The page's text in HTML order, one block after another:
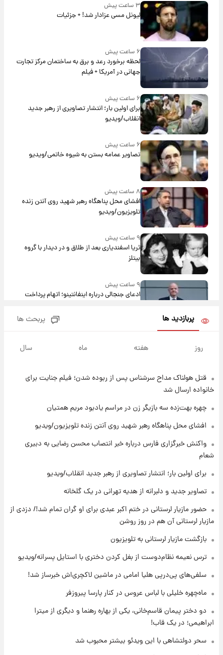
۳ ساعت پیش
لیونل مسی عزادار شد! + جزئیات
۶ ساعت پیش
لحظه برخورد رعد و برق به ساختمان مرکز تجارت
جهانی در آمریکا + فیلم
۶ ساعت پیش
برای اولین بار؛ انتشار تصاویری از رهبر جدید
انقلاب/ویدیو
۶ ساعت پیش
تصاویر عمامه بستن به شیوه خاتمی/ویدیو
۸ ساعت پیش
افشای محل پناهگاه‌ رهبر شهید روی آنتن زنده
تلویزیون/ویدیو
۹ ساعت پیش
ثریا اسفندیاری بعد از طلاق و در دیدار با گروه
بیتلز
۹ ساعت پیش
ادعای جنجالی درباره اینفانتینو؛ اتهام پرداخت
آلزایمر و زوال عقل افزایش می‌یابد؟
۹ ساعت پیش
۱۰ ساعت پیش
مرداد ۱۴۰۵ +جدول
۱۰ ساعت پیش
با قدرتمندترین و بادوام ترین تانک جهان آشنا
شوید+ فیلم
۱۱ ساعت پیش
+جدول
قیمت محصولات ایران‌خودرو و سایپا امروز شنبه
پربازدید ها پربحث ها
روز هفته ماه سال
قتل هولناک مداح سرشناس پس از ربوده شدن؛ فیلم جنایت برای
خانواده ارسال شد
چهره بهت‌زده سه بازیگر زن در مراسم یادبود مریم همتیان
افشای محل پناهگاه‌ رهبر شهید روی آنتن زنده تلویزیون/ویدیو
واکنش خبرگزاری فارس درباره خبر انتصاب محسن رضایی به دبیری
شعام
برای اولین بار؛ انتشار تصاویری از رهبر جدید انقلاب/ویدیو
تصاویر جدید و دلبرانه از هدیه تهرانی در یک گلخانه
حضور مازیار لرستانی در ختم اکبر عبدی برای او گران تمام شد!/ دزدی از
مازیار لرستانی آن هم در روز روشن
بازگشت مازیار لرستانی به تلویزیون
ترس نعیمه نظام‌دوست از بغل کردن دختری با استایل پسرانه/ویدیو
سلفی‌های پی‌درپی هلیا امامی در ماشین لاکچری‌اش خبرساز شد!
ماه‌چهره خلیلی با لباس عروس در کنار پارسا پیروزفر
دو دختر پیمان قاسم‌خانی، یکی از بهاره رهنما و دیگری از میترا
ابراهیمی؛ در یک قاب!
سحر دولتشاهی با این ویدئو بیشتر محبوب شد